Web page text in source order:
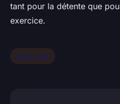
tant pour la détente que
exercice.
Bien-être